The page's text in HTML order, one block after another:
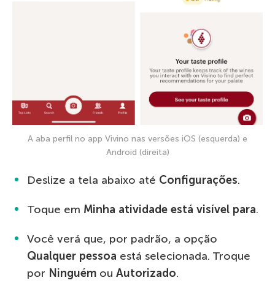
A aba perfil no app Vivino nas versões iOS (esquerda) e
Android (direita)
Deslize a tela abaixo até Configurações.
Toque em Minha atividade está visível para.
Você verá que, por padrão, a opção
Qualquer pessoa está selecionada. Troque
por Ninguém ou Autorizado.